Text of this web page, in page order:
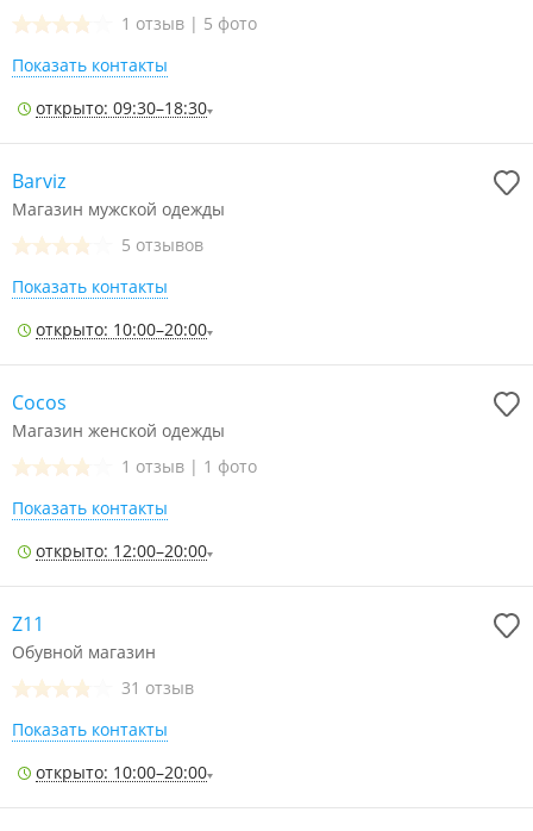
1 отзыв | 5 фото
Показать контакты
открыто: 09:30–18:30
Barviz
Магазин мужской одежды
5 отзывов
Показать контакты
открыто: 10:00–20:00
Cocos
Магазин женской одежды
1 отзыв | 1 фото
Показать контакты
открыто: 12:00–20:00
Z11
Обувной магазин
31 отзыв
Показать контакты
открыто: 10:00–20:00